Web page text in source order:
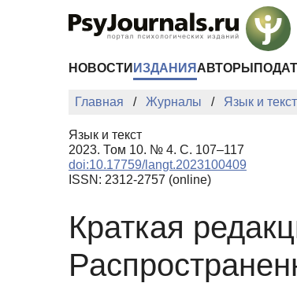
НОВОСТИ ИЗДАНИЯ АВТОРЫ
Главная Журналы Язык и текст
Язык и текст
2023. Том 10. № 4. С. 107–117
doi:10.17759/langt.2023100409
ISSN: 2312-2757 (online)
Краткая